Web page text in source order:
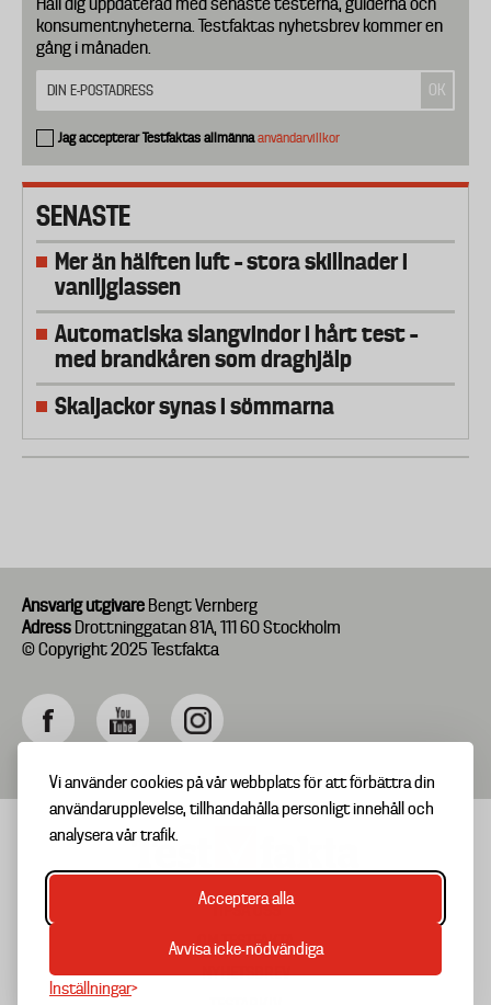
Vi använder cookies på vår webbplats för att förbättra din
användarupplevelse, tillhandahålla personligt innehåll och
analysera vår trafik.
Acceptera alla
Avvisa icke-nödvändiga
Inställningar
konsumentnyheterna. Testfaktas nyhetsbrev kommer en
gång i månaden.
Jag accepterar Testfaktas allmännaanvändarvillkor
SENASTE
Mer än hälften luft – stora skillnader i
vaniljglassen
Automatiska slangvindor i hårt test –
med brandkåren som draghjälp
Skaljackor synas i sömmarna
Ansvarig utgivare Bengt Vernberg
Adress Drottninggatan 81A, 111 60 Stockholm
© Copyright 2025 Testfakta
Footer
menu
TIPSA OSS
OM TESTFAKTA
NYHETSBREV